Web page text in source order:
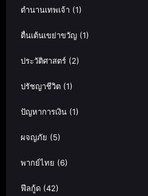
ตำนานเทพเจ้า (1)
ตื่นเต้นเขย่าขวัญ (1)
ประวัติศาสตร์ (2)
ปรัชญาชีวิต (1)
ปัญหาการเงิน (1)
ผจญภัย (5)
พากย์ไทย (6)
ฟีลกู้ด (42)